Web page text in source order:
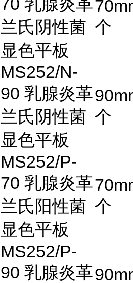
兰氏阴性菌
显色平板
个
MS252/N-
90 乳腺炎革
兰氏阴性菌
显色平板
个
MS252/P-
70 乳腺炎革
兰氏阳性菌
显色平板
个
MS252/P-
90 乳腺炎革